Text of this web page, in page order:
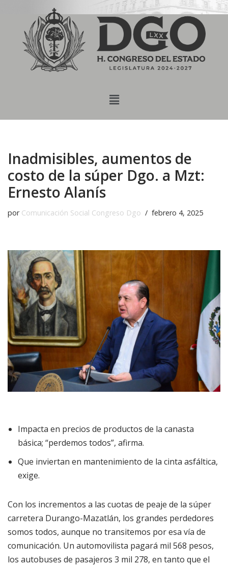
Saltar
contenido
Inadmisibles, aumentos de
costo de la súper Dgo. a Mzt:
Ernesto Alanís
por Comunicación Social Congreso Dgo febrero 4, 2025
Impacta en precios de productos de la canasta
básica; “perdemos todos”, afirma.
Que inviertan en mantenimiento de la cinta asfáltica,
exige.
Con los incrementos a las cuotas de peaje de la súper
carretera Durango-Mazatlán, los grandes perdedores
somos todos, aunque no transitemos por esa vía de
comunicación. Un automovilista pagará mil 568 pesos,
los autobuses de pasajeros 3 mil 278, en tanto que el